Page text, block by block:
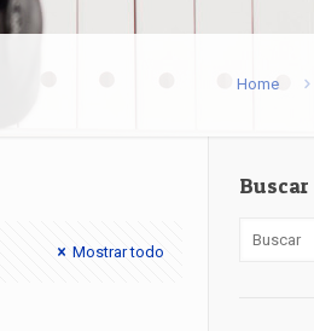
Home
Mostrar todo
Buscar